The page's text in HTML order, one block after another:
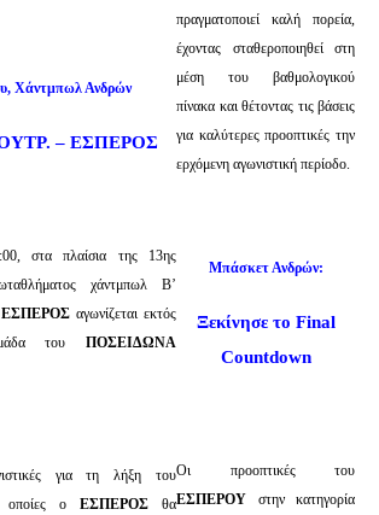
Χάντμπωλ Ανδρών
– ΕΣΠΕΡΟΣ
στα πλαίσια της 13ης
χάντμπωλ Β’
ΕΣΠΕΡΟΣαγωνίζεται εκτός
του ΠΟΣΕΙΔΩΝΑ
για τη λήξη του
οποίες ο ΕΣΠΕΡΟΣ θα
πραγματοποιεί καλή πορεία,
έχοντας σταθεροποιηθεί στη
μέση του βαθμολογικού
πίνακα και θέτοντας τις βάσεις
για καλύτερες προοπτικές την
ερχόμενη αγωνιστική περίοδο.
Μπάσκετ Ανδρών:
Ξεκίνησε το Final
Countdown
Οι προοπτικές του
ΕΣΠΕΡΟΥ στην κατηγορία